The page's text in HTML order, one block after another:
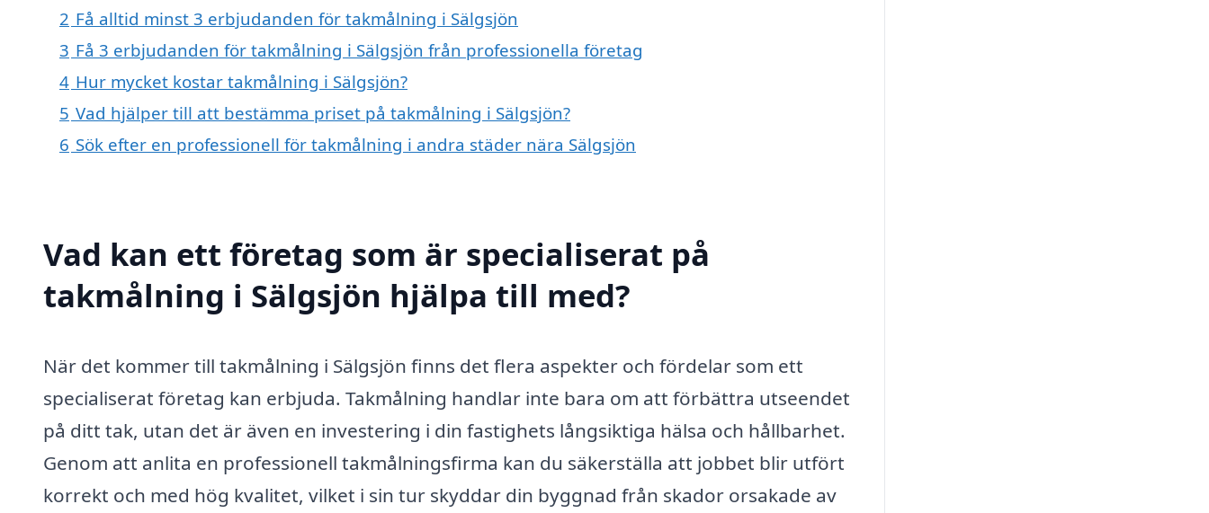
2 Få alltid minst 3 erbjudanden för takmålning i Sälgsjön
3 Få 3 erbjudanden för takmålning i Sälgsjön från professionella företag
4 Hur mycket kostar takmålning i Sälgsjön?
5 Vad hjälper till att bestämma priset på takmålning i Sälgsjön?
6 Sök efter en professionell för takmålning i andra städer nära Sälgsjön
Vad kan ett företag som är specialiserat på
takmålning i Sälgsjön hjälpa till med?
När det kommer till takmålning i Sälgsjön finns det flera aspekter och fördelar som ett
specialiserat företag kan erbjuda. Takmålning handlar inte bara om att förbättra utseendet
på ditt tak, utan det är även en investering i din fastighets långsiktiga hälsa och hållbarhet.
Genom att anlita en professionell takmålningsfirma kan du säkerställa att jobbet blir utfört
korrekt och med hög kvalitet, vilket i sin tur skyddar din byggnad från skador orsakade av